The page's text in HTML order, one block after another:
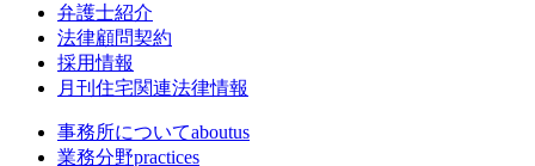
弁護士紹介
法律顧問契約
採用情報
月刊住宅関連法律情報
事務所についてaboutus
業務分野practices